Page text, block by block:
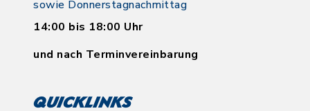
sowie Donnerstagnachmittag
14:00 bis 18:00 Uhr
und nach Terminvereinbarung
Quicklinks